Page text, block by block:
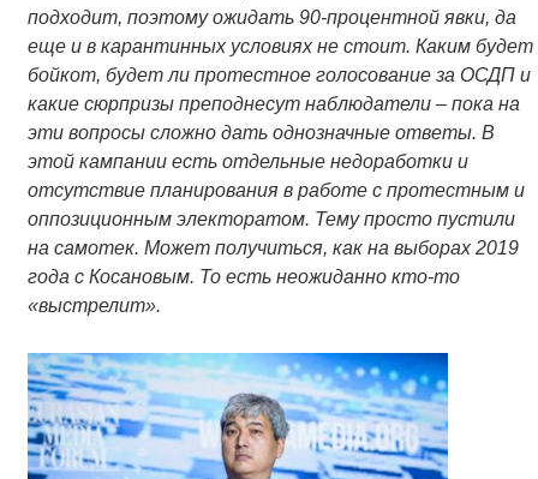
подходит, поэтому ожидать 90-процентной явки, да
еще и в карантинных условиях не стоит. Каким будет
бойкот, будет ли протестное голосование за ОСДП и
какие сюрпризы преподнесут наблюдатели – пока на
эти вопросы сложно дать однозначные ответы. В
этой кампании есть отдельные недоработки и
отсутствие планирования в работе с протестным и
оппозиционным электоратом. Тему просто пустили
на самотек. Может получиться, как на выборах 2019
года с Косановым. То есть неожиданно кто-то
«выстрелит».